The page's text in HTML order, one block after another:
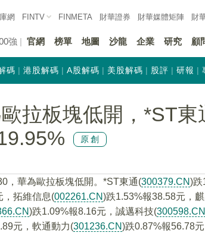
網 FINTV FINMETA 財華證券 財華媒體矩陣 財
強 官網 榜單 地圖 沙龍 企業 研究 顧
碼 港股解碼 A股解碼 美股解碼 股評 研報
歐拉板塊低開，*ST東
原創
，華為歐拉板塊低開。*ST東通(300379.CN)跌
，拓維信息(002261.CN)跌1.53%報38.58元，
)跌1.09%報8.16元，誠邁科技(300598.CN
元，軟通動力(301236.CN)跌0.87%報56.78元